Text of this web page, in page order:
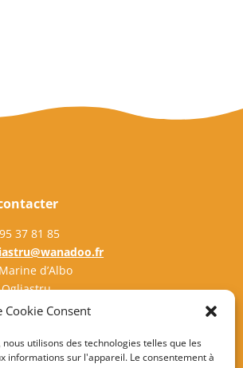
Cookie Consent
utilisons des technologies telles que les
informations sur l'appareil. Le consentement à
37 81 85
Marine d’Albo
Ogliastru